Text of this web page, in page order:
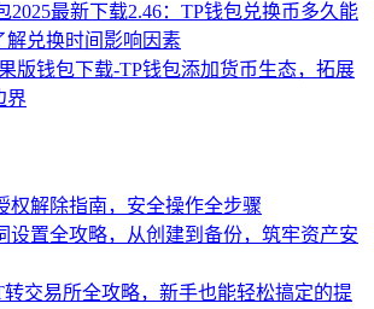
2025最新下载2.46：TP钱包兑换币多久能
解兑换时间影响因素
版钱包下载-TP钱包添加货币生态，拓展
界
权解除指南，安全操作全步骤
设置全攻略，从创建到备份，筑牢资产安
转交易所全攻略，新手也能轻松搞定的提